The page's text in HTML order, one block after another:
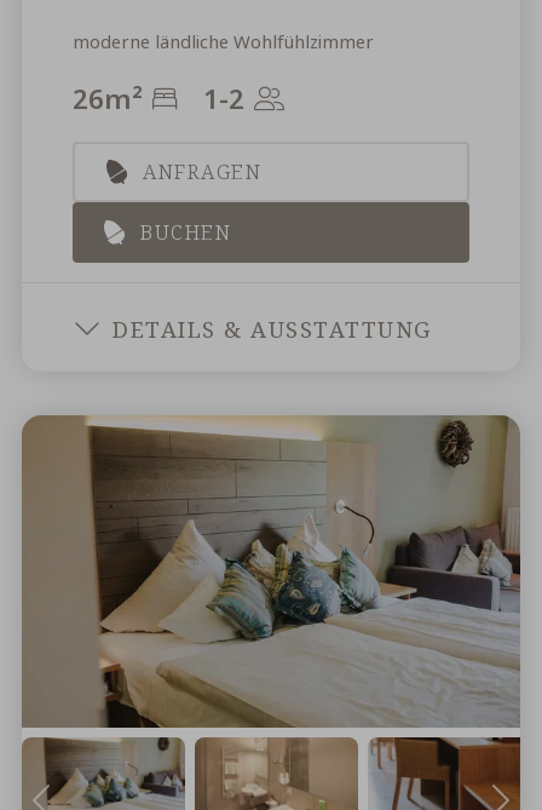
moderne ländliche Wohlfühlzimmer
1-2
26m²
BUCHEN
ANFRAGEN
DETAILS & AUSSTATTUNG